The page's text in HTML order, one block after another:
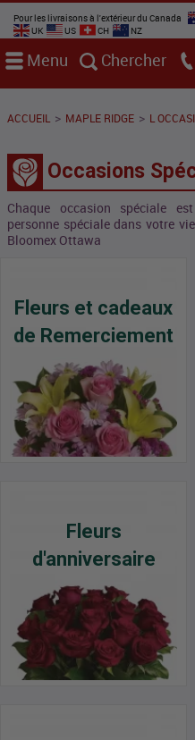
Pour les livraisons à l'extérieur du Canada
UK
US CH NZ
Menu Chercher
ACCUEIL > MAPLE RIDGE > L
Occasions
Chaque occasion spéciale
personne spéciale dans votre
Bloomex Ottawa
Fleurs et cadeaux
de Remerciement
Fleurs
d'anniversaire